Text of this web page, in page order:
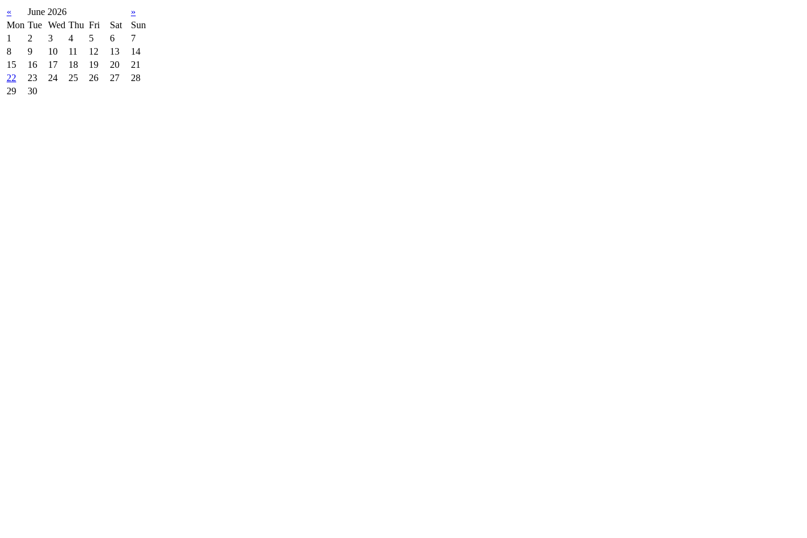
« June 2026
»
Mon Tue Wed Thu Fri Sat
Sun
1
2 3 4 5 6
7
8
9 10 11 12 13
14
15
16 17 18 19 20
21
22
23 24 25 26 27
28
29
30